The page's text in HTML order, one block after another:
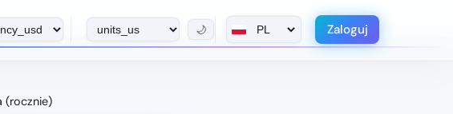
🌙 Zaloguj
(rocznie)